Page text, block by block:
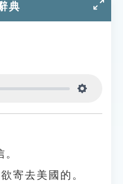
典
寄去美國的。